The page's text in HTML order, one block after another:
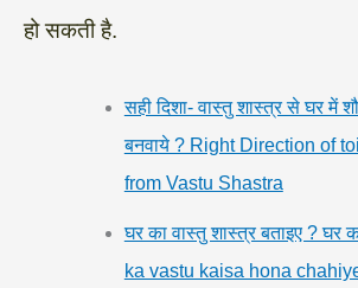
हो सकती है.
सही दिशा- वास्तु शास्त्र से घर में
बनवाये ? Right Direction of
from Vastu Shastra
घर का वास्तु शास्त्र बताइए ? घर
ka vastu kaisa hona